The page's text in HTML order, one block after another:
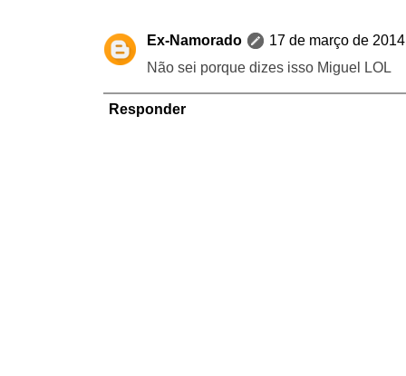
Ex-Namorado
17 de março de
Não sei porque dizes isso Miguel LOL
Responder